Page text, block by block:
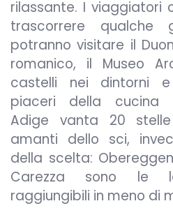
rilassante. I viaggiatori
trascorrere qualche
potranno visitare il
romanico, il Museo
castelli nei dintorni
piaceri della cucina
Adige vanta 20
amanti dello sci,
della scelta:
Carezza sono le
raggiungibili in meno di